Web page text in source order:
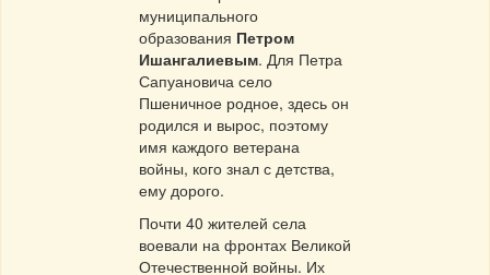
муниципального
образования Петром
Ишангалиевым. Для Петра
Сапуановича село
Пшеничное родное, здесь он
родился и вырос, поэтому
имя каждого ветерана
войны, кого знал с детства,
ему дорого.
Почти 40 жителей села
воевали на фронтах Великой
Отечественной войны. Их